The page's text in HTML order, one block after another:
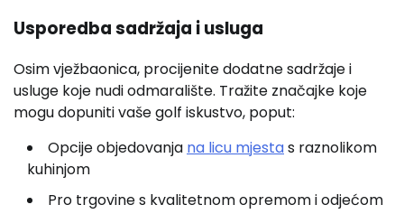
Usporedba sadržaja i usluga
Osim vježbaonica, procijenite dodatne sadržaje i
usluge koje nudi odmaralište. Tražite značajke koje
mogu dopuniti vaše golf iskustvo, poput:
Opcije objedovanja na licu mjestas raznolikom
kuhinjom
Pro trgovine s kvalitetnom opremom i odjećom